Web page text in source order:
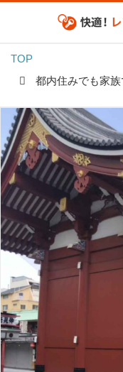
TOP
都内住みでも家